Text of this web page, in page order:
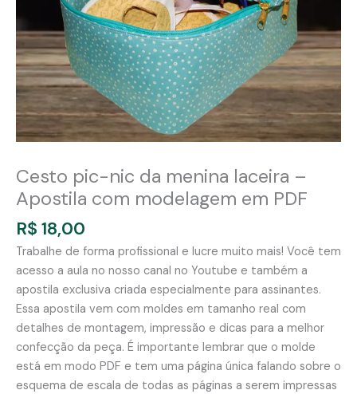
Cesto pic-nic da menina laceira –
Apostila com modelagem em PDF
R$ 18,00
Trabalhe de forma profissional e lucre muito mais! Você tem
acesso a aula no nosso canal no Youtube e também a
apostila exclusiva criada especialmente para assinantes.
Essa apostila vem com moldes em tamanho real com
detalhes de montagem, impressão e dicas para a melhor
confecção da peça. É importante lembrar que o molde
está em modo PDF e tem uma página única falando sobre o
esquema de escala de todas as páginas a serem impressas